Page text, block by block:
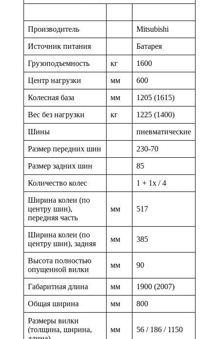
Производитель Mitsubishi
Источник питания Батарея
Грузоподъемность кг 1600
Центр нагрузки мм 600
Колесная база мм 1205 (1615)
Вес без нагрузки кг 1225 (1400)
Шины пневматические
Размер передних шин 230-70
Размер задних шин 85
Количество колес 1 + 1x / 4
Ширина колеи (по
центру шин),
передняя часть
мм 517
Ширина колеи (по
центру шин), задняя
мм 385
Высота полностью
опущенной вилки
мм 90
Габаритная длина мм 1900 (2007)
Общая ширина мм 800
Размеры вилки
(толщина, ширина,
мм 56 / 186 / 1150